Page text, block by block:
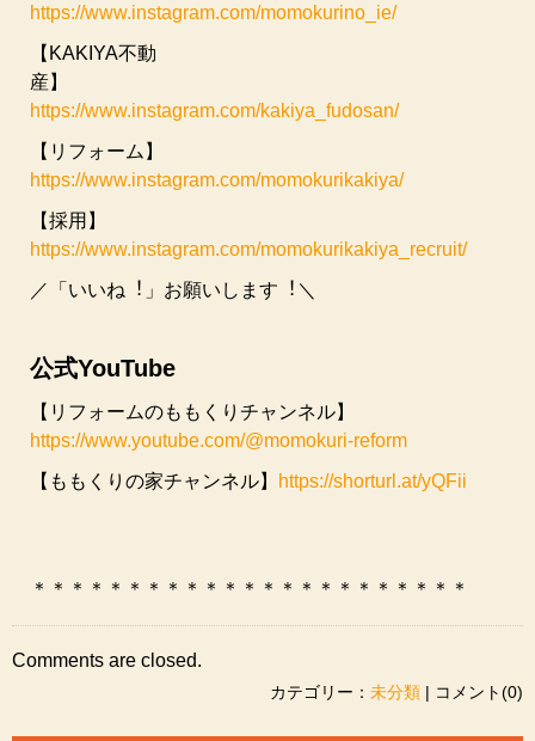
https://www.instagram.com/momokurino_ie/
【KAKIYA不動
産】
https://www.instagram.com/kakiya_fudosan/
【リフォーム】
https://www.instagram.com/momokurikakiya/
【採⽤】
https://www.instagram.com/momokurikakiya_recruit/
／「いいね︕」お願いします︕＼
公式YouTube
【リフォームのももくりチャンネル】
https://www.youtube.com/@momokuri-reform
【ももくりの家チャンネル】
https://shorturl.at/yQFii
＊＊＊＊＊＊＊＊＊＊＊＊＊＊＊＊＊＊＊＊＊＊＊
Comments are closed.
カテゴリー： 未分類 | コメント(0)